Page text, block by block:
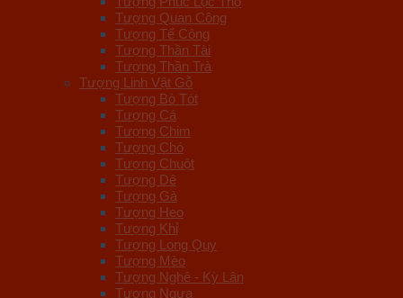
Tượng Quan Công
Tượng Tế Công
Tượng Thần Tài
Tượng Thần Trà
Tượng Linh Vật Gỗ
Tượng Bò Tót
Tượng Cá
Tượng Chim
Tượng Chó
Tượng Chuột
Tượng Dê
Tượng Gà
Tượng Heo
Tượng Khỉ
Tượng Long Quy
Tượng Mèo
Tượng Nghê - Kỳ Lân
Tượng Ngựa